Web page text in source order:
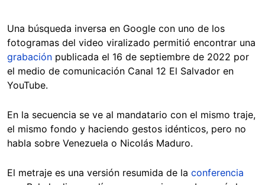
Una búsqueda inversa en Google con uno de los
fotogramas del video viralizado permitió encontrar una
grabación publicada el 16 de septiembre de 2022 por
el medio de comunicación Canal 12 El Salvador en
YouTube.
En la secuencia se ve al mandatario con el mismo traje,
el mismo fondo y haciendo gestos idénticos, pero no
habla sobre Venezuela o Nicolás Maduro.
El metraje es una versión resumida de la conferencia